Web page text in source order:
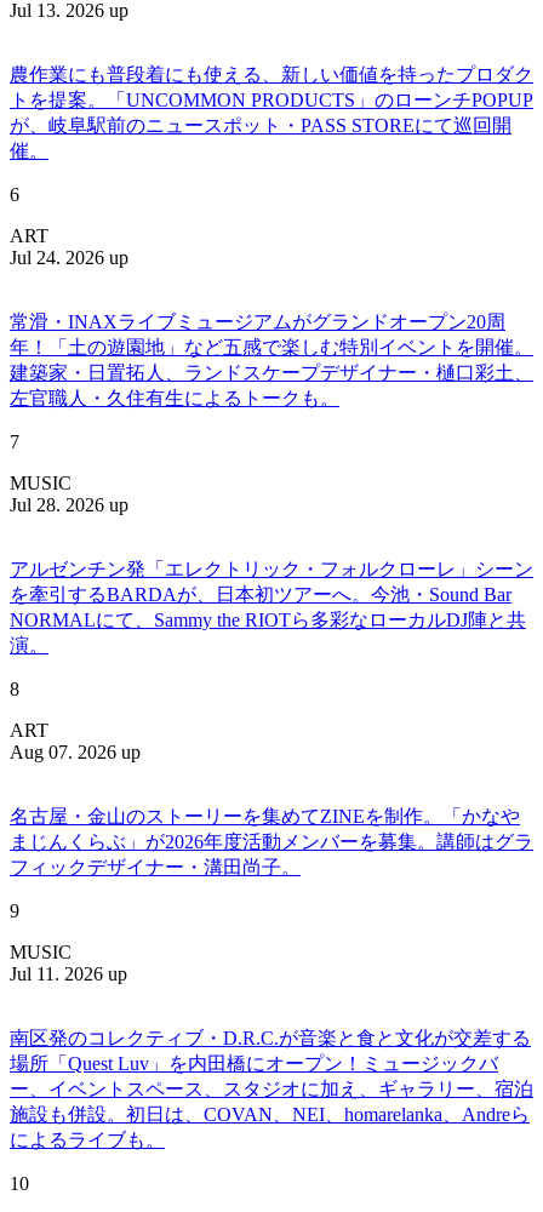
Jul 13. 2026 up
農作業にも普段着にも使える、新しい価値を持ったプロダク
トを提案。「UNCOMMON PRODUCTS」のローンチPOPUP
が、岐阜駅前のニュースポット・PASS STOREにて巡回開
催。
6
ART
Jul 24. 2026 up
常滑・INAXライブミュージアムがグランドオープン20周
年！「土の遊園地」など五感で楽しむ特別イベントを開催。
建築家・日置拓人、ランドスケープデザイナー・樋口彩土、
左官職人・久住有生によるトークも。
7
MUSIC
Jul 28. 2026 up
アルゼンチン発「エレクトリック・フォルクローレ」シーン
を牽引するBARDAが、日本初ツアーへ。今池・Sound Bar
NORMALにて、Sammy the RIOTら多彩なローカルDJ陣と共
演。
8
ART
Aug 07. 2026 up
名古屋・金山のストーリーを集めてZINEを制作。「かなや
まじんくらぶ」が2026年度活動メンバーを募集。講師はグラ
フィックデザイナー・溝田尚子。
9
MUSIC
Jul 11. 2026 up
南区発のコレクティブ・D.R.C.が⾳楽と⾷と⽂化が交差する
場所「Quest Luv」を内田橋にオープン！ミュージックバ
ー、イベントスペース、スタジオに加え、ギャラリー、宿泊
施設も併設。初日は、COVAN、NEI、homarelanka、Andreら
によるライブも。
10